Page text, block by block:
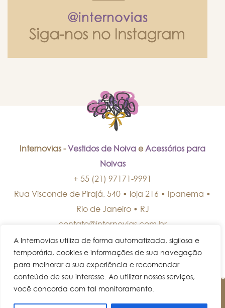
A Internovias utiliza de forma automatizada, sigilosa e
temporária, cookies e informações de sua navegação
para melhorar a sua experiência e recomendar
conteúdo de seu interesse. Ao utilizar nossos serviços,
você concorda com tal monitoramento.
Internovias - Vestidos de Noiva e Acessórios para
Noivas
+ 55 (21) 97171-9991
Rua Visconde de Pirajá, 540 • loja 216 • Ipanema •
Rio de Janeiro• RJ
contato@internovias.com.br